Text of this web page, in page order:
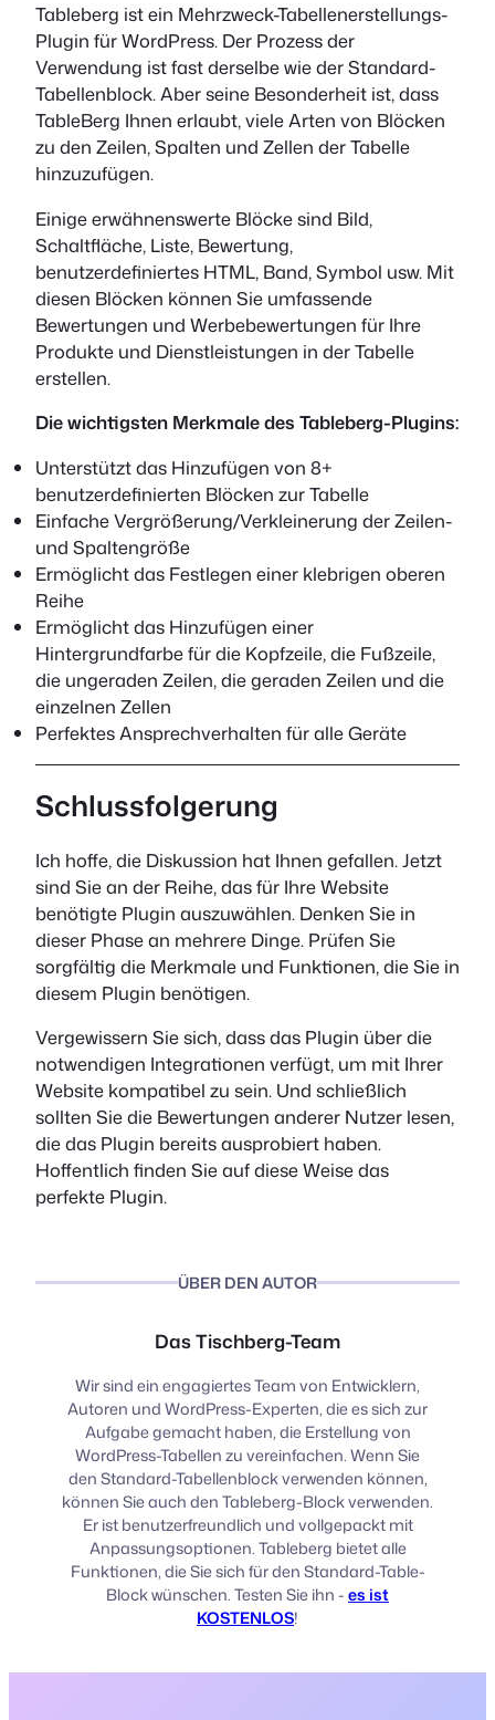
Tableberg ist ein Mehrzweck-Tabellenerstellungs-
Plugin für WordPress. Der Prozess der
Verwendung ist fast derselbe wie der Standard-
Tabellenblock. Aber seine Besonderheit ist, dass
TableBerg Ihnen erlaubt, viele Arten von Blöcken
zu den Zeilen, Spalten und Zellen der Tabelle
hinzuzufügen.
Einige erwähnenswerte Blöcke sind Bild,
Schaltfläche, Liste, Bewertung,
benutzerdefiniertes HTML, Band, Symbol usw. Mit
diesen Blöcken können Sie umfassende
Bewertungen und Werbebewertungen für Ihre
Produkte und Dienstleistungen in der Tabelle
erstellen.
Die wichtigsten Merkmale des Tableberg-Plugins:
Unterstützt das Hinzufügen von 8+
benutzerdefinierten Blöcken zur Tabelle
Einfache Vergrößerung/Verkleinerung der Zeilen-
und Spaltengröße
Ermöglicht das Festlegen einer klebrigen oberen
Reihe
Ermöglicht das Hinzufügen einer
Hintergrundfarbe für die Kopfzeile, die Fußzeile,
die ungeraden Zeilen, die geraden Zeilen und die
einzelnen Zellen
Perfektes Ansprechverhalten für alle Geräte
Schlussfolgerung
Ich hoffe, die Diskussion hat Ihnen gefallen. Jetzt
sind Sie an der Reihe, das für Ihre Website
benötigte Plugin auszuwählen. Denken Sie in
dieser Phase an mehrere Dinge. Prüfen Sie
sorgfältig die Merkmale und Funktionen, die Sie in
diesem Plugin benötigen.
Vergewissern Sie sich, dass das Plugin über die
notwendigen Integrationen verfügt, um mit Ihrer
Website kompatibel zu sein. Und schließlich
sollten Sie die Bewertungen anderer Nutzer lesen,
die das Plugin bereits ausprobiert haben.
Hoffentlich finden Sie auf diese Weise das
perfekte Plugin.
ÜBER DEN AUTOR
Das Tischberg-Team
Wir sind ein engagiertes Team von Entwicklern,
Autoren und WordPress-Experten, die es sich zur
Aufgabe gemacht haben, die Erstellung von
WordPress-Tabellen zu vereinfachen. Wenn Sie
den Standard-Tabellenblock verwenden können,
können Sie auch den Tableberg-Block verwenden.
Er ist benutzerfreundlich und vollgepackt mit
Anpassungsoptionen. Tableberg bietet alle
Funktionen, die Sie sich für den Standard-Table-
Block wünschen. Testen Sie ihn -es ist
KOSTENLOS!